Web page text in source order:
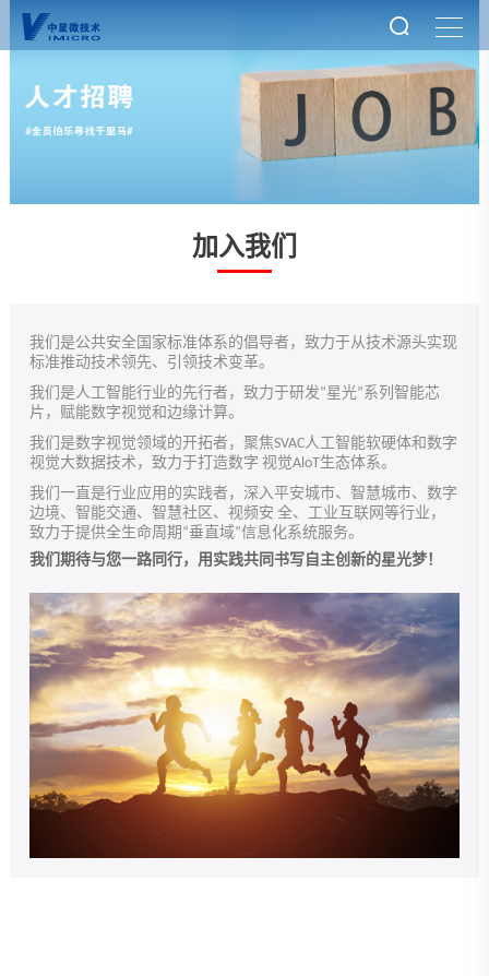
加入我们
我们是公共安全国家标准体系的倡导者，致力于从技术源头实现
标准推动技术领先、引领技术变革。
我们是人工智能行业的先行者，致力于研发“星光”系列智能芯
片，赋能数字视觉和边缘计算。
我们是数字视觉领域的开拓者，聚焦SVAC人工智能软硬体和数字
视觉大数据技术，致力于打造数字 视觉AloT生态体系。
我们一直是行业应用的实践者，深入平安城市、智慧城市、数字
边境、智能交通、智慧社区、视频安 全、工业互联网等行业，
致力于提供全生命周期“垂直域”信息化系统服务。
我们期待与您一路同行，用实践共同书写自主创新的星光梦！